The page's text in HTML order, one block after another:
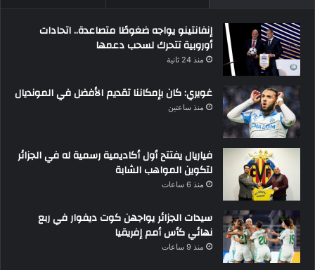
إنفانتينو يواجه ضغوطًا متصاعدة.. اتحادات
أوروبية تتحرك لسحب دعمها
منذ 24 ثانية
غويري: كان بإمكاننا تقديم الأفضل في المونديال
منذ ساعتين
فياريال يفتتح أول أكاديمية رسمية له في الجزائر
لتكوين المواهب الشابة
منذ 6 ساعات
سيدات الجزائر يواجهن كوت ديفوار في ربع
نهائي كأس أمم إفريقيا
منذ 9 ساعات